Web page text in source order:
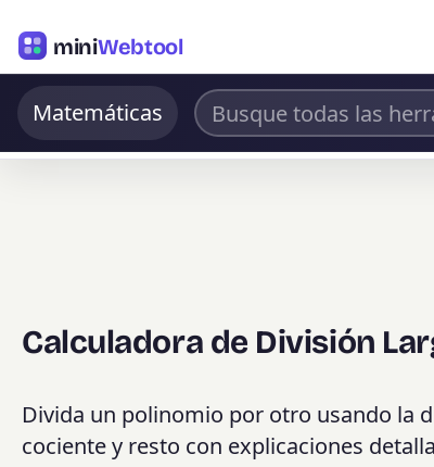
miniWebtool
Matemáticas
Calculadora de División
Divida un polinomio por otro usando la
cociente y resto con explicaciones